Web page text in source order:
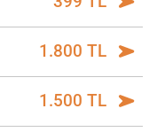
1.800 TL
1.500 TL